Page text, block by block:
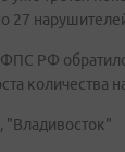
27
РФ
количества